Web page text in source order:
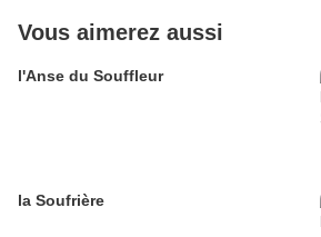
Vous aimerez aussi
l'Anse du Souffleur
la Soufrière